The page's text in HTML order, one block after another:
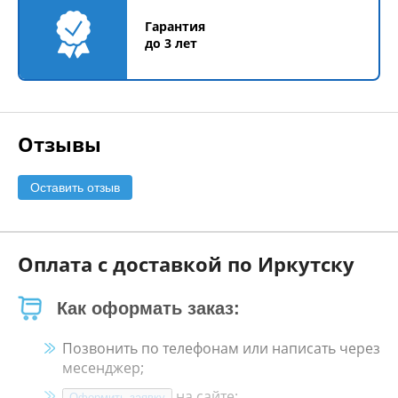
Гарантия
до 3 лет
Отзывы
Оставить отзыв
Оплата с доставкой по Иркутску
Как оформать заказ:
Позвонить по телефонам или написать через
месенджер;